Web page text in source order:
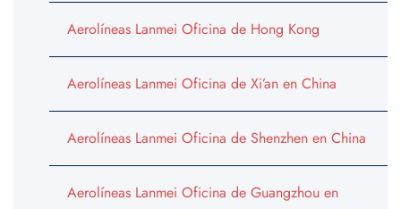
Aerolíneas Lanmei Oficina de Hong Kong
Aerolíneas Lanmei Oficina de Xi’an en China
Aerolíneas Lanmei Oficina de Shenzhen en China
Aerolíneas Lanmei Oficina de Guangzhou en